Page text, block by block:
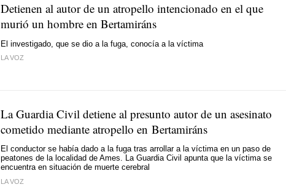
Detienen al autor de un atropello intencionado en el que
murió un hombre en Bertamiráns
El investigado, que se dio a la fuga, conocía a la víctima
LA VOZ
La Guardia Civil detiene al presunto autor de un asesinato
cometido mediante atropello en Bertamiráns
El conductor se había dado a la fuga tras arrollar a la víctima en un paso de
peatones de la localidad de Ames. La Guardia Civil apunta que la víctima se
encuentra en situación de muerte cerebral
LA VOZ